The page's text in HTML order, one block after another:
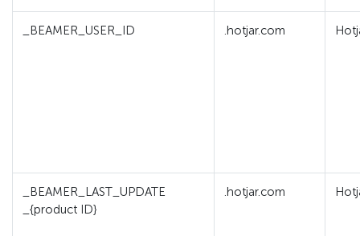
_BEAMER_USER_ID .hotjar.com
_BEAMER_LAST_UPDATE
_{product ID}
.hotjar.com